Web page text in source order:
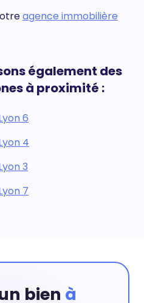
agence immobilière
également des
à proximité :
6
4
3
7
bien à